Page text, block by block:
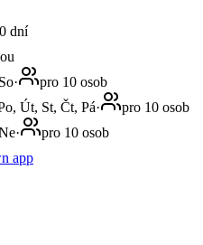
dní
So·
pro 10 osob
Út, St, Čt, Pá·
pro 10 osob
·
pro 10 osob
app